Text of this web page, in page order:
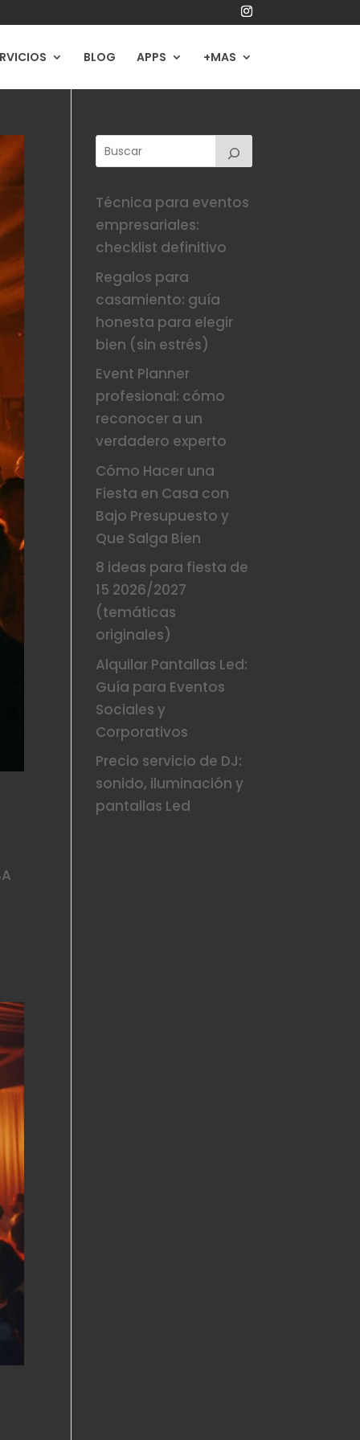
BLOG APPS +MAS
Técnica para eventos
empresariales:
checklist definitivo
Regalos para
casamiento: guía
honesta para elegir
bien (sin estrés)
Event Planner
profesional: cómo
reconocer a un
verdadero experto
Cómo Hacer una
Fiesta en Casa con
Bajo Presupuesto y
Que Salga Bien
8 ideas para fiesta de
15 2026/2027
(temáticas
originales)
Alquilar Pantallas Led:
Guía para Eventos
Sociales y
Corporativos
Precio servicio de DJ:
sonido, iluminación y
pantallas Led